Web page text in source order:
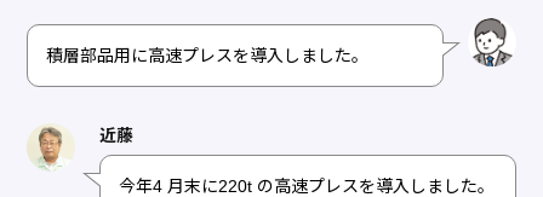
積層部品用に高速プレスを導入しました。
近藤
今年4 月末に220t の高速プレスを導入しました。